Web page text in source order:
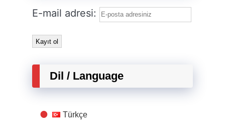
E-mail adresi:
Dil / Language
Türkçe